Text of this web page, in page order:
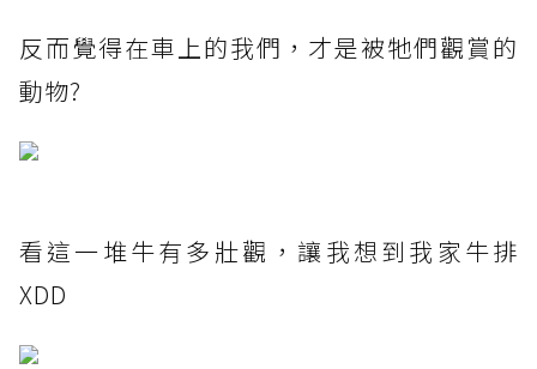
反而覺得在車上的我們，才是被牠們觀賞的
動物?
看這一堆牛有多壯觀，讓我想到我家牛排
XDD